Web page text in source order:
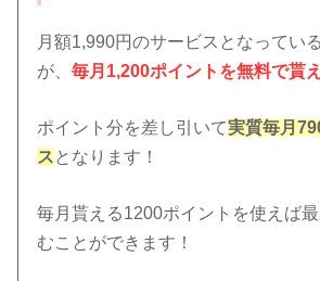
月額1,990円のサービスとなってい
が、毎月1,200ポイントを無料で貰
ポイント分を差し引いて実質毎月
ス となります！
毎月貰える1200ポイントを使えば
むことができます！